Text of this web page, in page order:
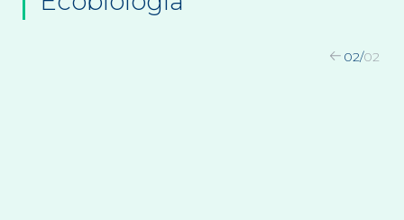
02/02